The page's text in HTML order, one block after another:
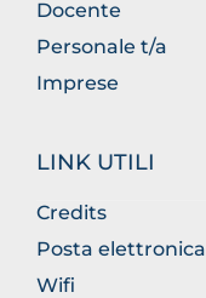
Docente
Personale t/a
Imprese
LINK UTILI
Credits
Posta elettronica
Wifi